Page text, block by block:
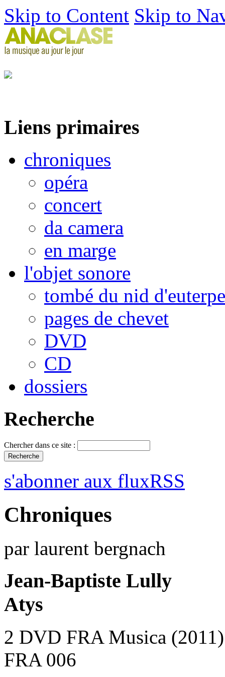
Skip to Content Skip to
Liens primaires
chroniques
opéra
concert
da camera
en marge
l'objet sonore
tombé du nid d'euterpe
pages de chevet
DVD
CD
dossiers
Recherche
Chercher dans ce site :
s'abonner aux fluxRSS
Chroniques
par laurent bergnach
Jean-Baptiste Lully
Atys
2 DVD FRA Musica (2011)
FRA 006